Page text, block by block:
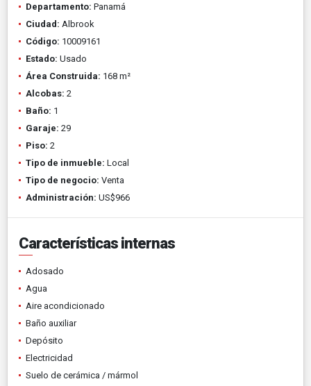
Departamento: Panamá
Ciudad: Albrook
Código: 10009161
Estado: Usado
Área Construida: 168 m²
Alcobas: 2
Baño: 1
Garaje: 29
Piso: 2
Tipo de inmueble: Local
Tipo de negocio: Venta
Administración: US$966
Características internas
Adosado
Agua
Aire acondicionado
Baño auxiliar
Depósito
Electricidad
Suelo de cerámica / mármol